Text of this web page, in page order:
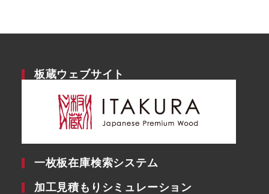
板蔵ウェブサイト
一枚板在庫検索システム
加工見積もりシミュレーション